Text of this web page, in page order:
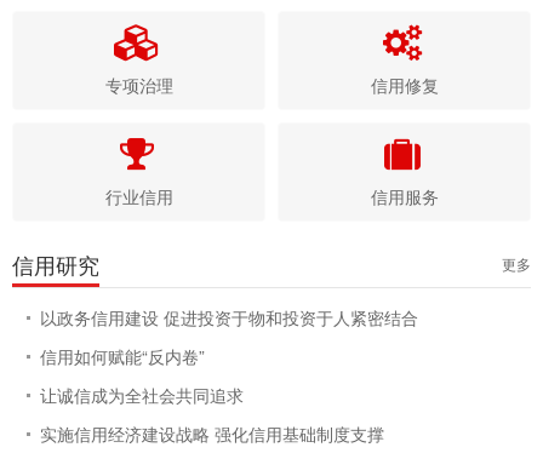
专项治理 信用修复
行业信用 信用服务
更多
信用研究
以政务信用建设 促进投资于物和投资于人紧密结合
信用如何赋能“反内卷”
让诚信成为全社会共同追求
实施信用经济建设战略 强化信用基础制度支撑